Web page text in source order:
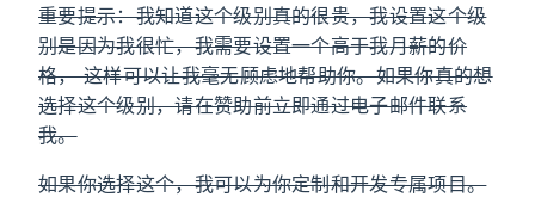
重要提示：我知道这个级别真的很贵，我设置这个级
别是因为我很忙，我需要设置一个高于我月薪的价
格， 这样可以让我毫无顾虑地帮助你。如果你真的想
选择这个级别，请在赞助前立即通过电子邮件联系
我。
如果你选择这个，我可以为你定制和开发专属项目。